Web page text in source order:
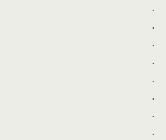
.
.
.
.
.
.
.
.